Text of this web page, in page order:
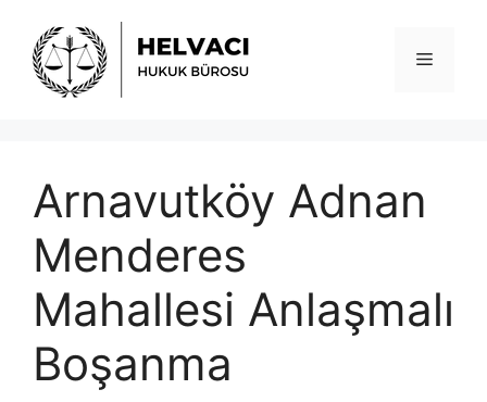
Menü
Arnavutköy Adnan
Menderes
Mahallesi Anlaşmalı
Boşanma